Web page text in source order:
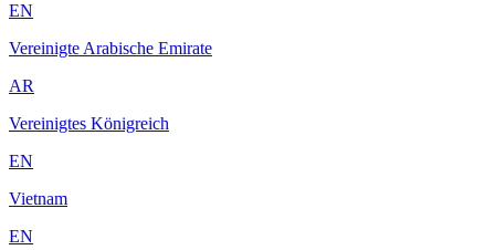
EN
Vereinigte Arabische Emirate
AR
Vereinigtes Königreich
EN
Vietnam
EN